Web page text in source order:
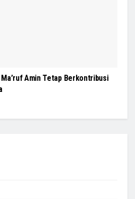
Amin Tetap Berkontribusi